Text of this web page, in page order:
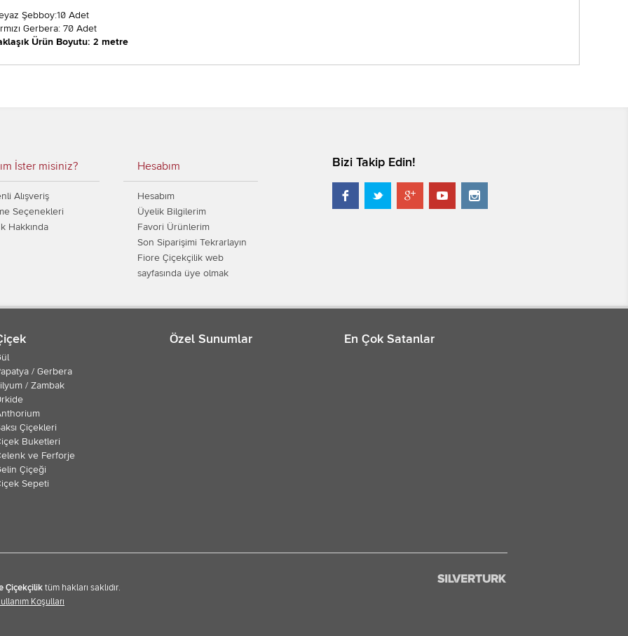
Şebboy:10 Adet
Gerbera: 70 Adet
Ürün Boyutu: 2 metre
İster misiniz?
Alışveriş
Seçenekleri
Hakkında
Hesabım
Hesabım
Üyelik Bilgilerim
Favori Ürünlerim
Son Siparişimi Tekrarlayın
Fiore Çiçekçilik web
sayfasında üye olmak
Bizi Takip Edin!
    
/ Gerbera
/ Zambak
Çiçekleri
Buketleri
ve Ferforje
Çiçeği
Sepeti
Özel Sunumlar En Çok Satanlar
Çiçekçilik tüm hakları saklıdır.
Koşulları